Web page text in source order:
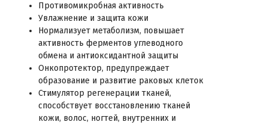
Противомикробная активность
Увлажнение и защита кожи
Нормализует метаболизм, повышает
активность ферментов углеводного
обмена и антиоксидантной защиты
Онкопротектор, предупреждает
образование и развитие раковых клеток
Стимулятор регенерации тканей,
способствует восстановлению тканей
кожи, волос, ногтей, внутренних и